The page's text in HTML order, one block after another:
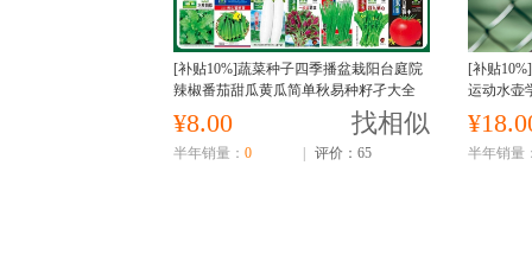
[补贴10%]蔬菜种子四季播盆栽阳台庭院
辣椒番茄甜瓜黄瓜简单秋易种籽孑大全
¥8.00 找相似
半年销量： 0 评价：65
[补贴
运动水壶
半年销量